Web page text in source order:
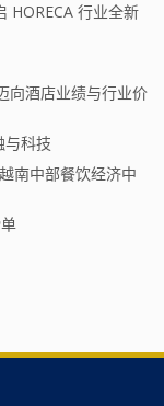
HORECA 行业全新
向酒店业绩与行业价
与科技
南中部餐饮经济中